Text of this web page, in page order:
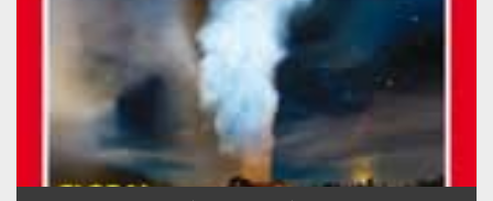
Women’s
Day
To
Our
Friends